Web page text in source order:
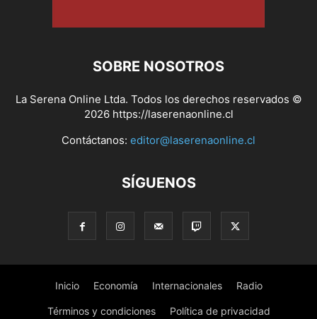
SOBRE NOSOTROS
La Serena Online Ltda. Todos los derechos reservados ©
2026 https://laserenaonline.cl
Contáctanos: editor@laserenaonline.cl
SÍGUENOS
Inicio Economía Internacionales Radio
Términos y condiciones Política de privacidad